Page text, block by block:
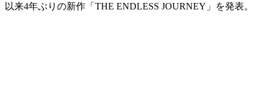
以来4年ぶりの新作「THE ENDLESS JOURNEY」を発表。